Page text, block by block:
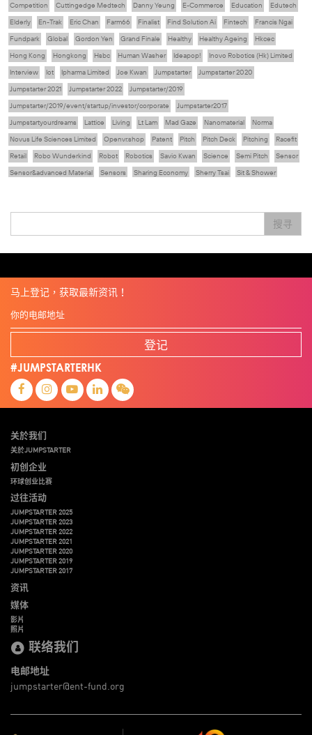
Competition
Cuttingedge Medtech Danny Yeung E-Commerce Education
Edutech
Elderly
En-Trak Eric Chan Farm66 Finalist Find Solution Ai Fintech
Francis Ngai
Fundpark
Global Gordon Yen Grand Finale Healthy Healthy Ageing
Hkcec
Hong Kong
Hongkong Hsbc Human Washer Ideapop!
Inovo Robotics (Hk) Limited
Interview
Iot Ipharma Limited Joe Kwan Jumpstarter
Jumpstarter 2020
Jumpstarter 2021
Jumpstarter 2022
Jumpstarter/2019
Jumpstarter/2019/event/startup/investor/corporate
Jumpstarter2017
Jumpstartyourdreams
Lattice Living Lt Lam Mad Gaze Nanomaterial
Norma
Novus Life Sciences Limited
Openvr.shop Patent Pitch Pitch Deck Pitching
Racefit
Retail
Robo Wunderkind Robot Robotics Savio Kwan Science Semi Pitch
Sensor
Sensor&advanced Material
Sensors Sharing Economy Sherry Tsai
Sit & Shower
搜寻
马上登记，获取最新资讯！
登记
#JUMPSTARTERHK
关於我们
关於JUMPSTARTER
初创企业
环球创业比赛
过往活动
JUMPSTARTER 2025
JUMPSTARTER 2023
JUMPSTARTER 2022
JUMPSTARTER 2021
JUMPSTARTER 2020
JUMPSTARTER 2019
JUMPSTARTER 2017
资讯
媒体
影片
照片
联络我们
电邮地址
jumpstarter@ent-fund.org